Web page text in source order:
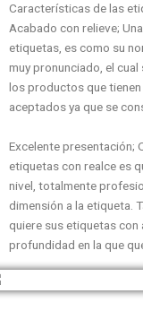
Características de las
Acabado con relieve;
etiquetas, es como su
muy pronunciado, el
los productos que
aceptados ya que se
Excelente presentación;
etiquetas con realce es
nivel, totalmente
dimensión a la etiqueta.
quiere sus etiquetas con
profundidad en la que